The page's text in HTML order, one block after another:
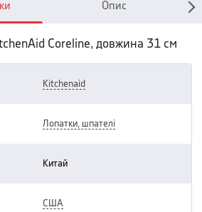
Опис
Coreline, довжина 31 см
kitchenaid
лопатки, шпателі
китай
США